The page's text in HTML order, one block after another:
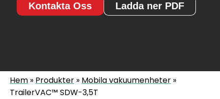
Kontakta Oss Ladda ner PDF
Hem » Produkter » Mobila vakuumenheter »
TrailerVAC™ SDW-3,5T